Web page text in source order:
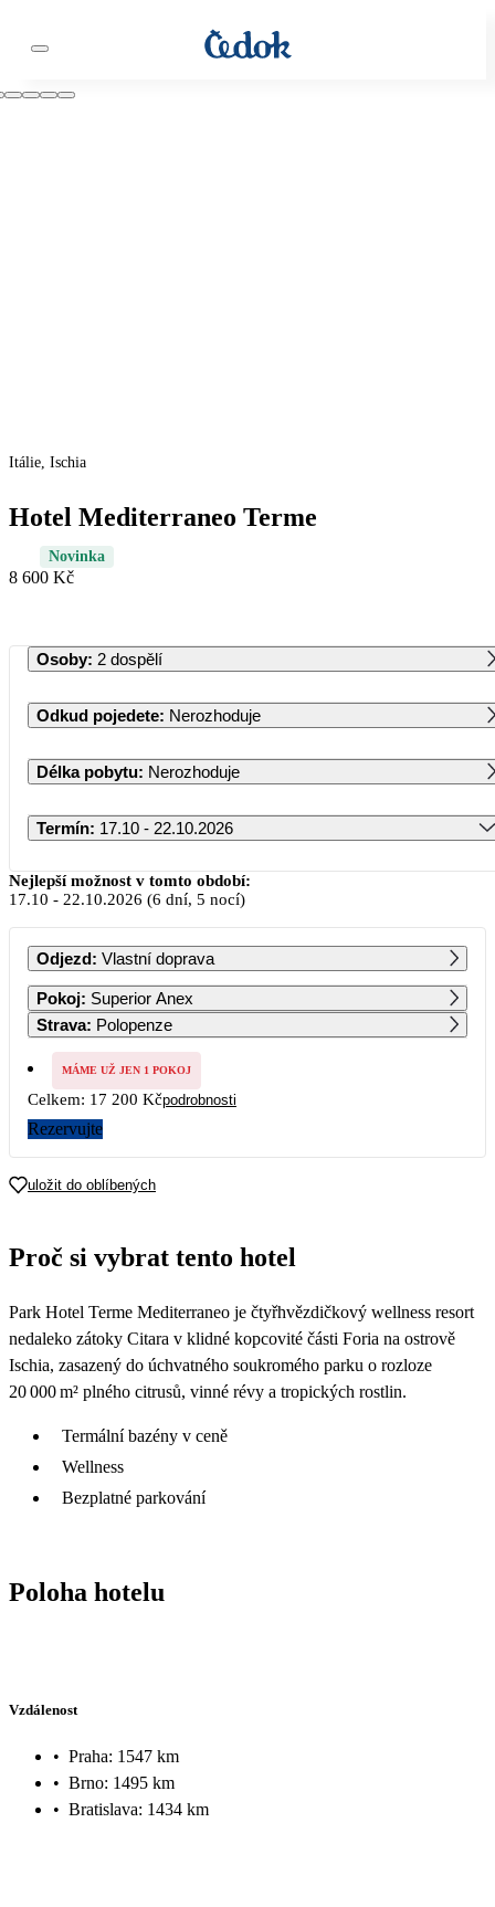
Itálie, Ischia
Hotel Mediterraneo Terme
Novinka
8 600 Kč
Osoby: 2 dospělí
Odkud pojedete: Nerozhoduje
Délka pobytu: Nerozhoduje
Termín: 17.10 - 22.10.2026
Říjen 2026
PO ÚT ST ČT PÁ SO NE
1 2 3 4
5
9 150
6 7 8 9 10 11
12
9 150
13 14
19
8 600
20
8 600
21 22 23 24 25
Nejlepší možnost v tomto období:
17.10 - 22.10.2026 (6 dní, 5 nocí)
Odjezd: Vlastní doprava
Pokoj: Superior Anex
Strava: Polopenze
MÁME UŽ JEN 1 POKOJ
Celkem: 17 200 Kčpodrobnosti
Rezervujte
uložit do oblíbených
Proč si vybrat tento hotel
Park Hotel Terme Mediterraneo je čtyřhvězdičkový wellness resort
nedaleko zátoky Citara v klidné kopcovité části Foria na ostrově
Ischia, zasazený do úchvatného soukromého parku o rozloze
20 000 m² plného citrusů, vinné révy a tropických rostlin.
Termální bazény v ceně
Wellness
Bezplatné parkování
Poloha hotelu
Vzdálenost
• Praha: 1547 km
• Brno: 1495 km
• Bratislava: 1434 km